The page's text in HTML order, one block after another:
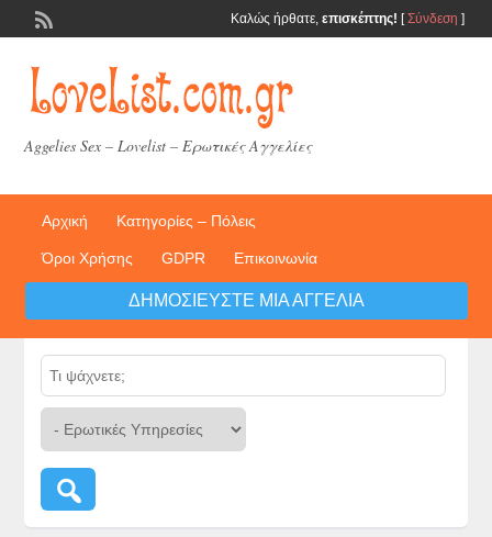
Καλώς ήρθατε, επισκέπτης! [Σύνδεση ]
Aggelies Sex – Lovelist – Ερωτικές Αγγελίες
Αρχική Κατηγορίες – Πόλεις
Όροι Χρήσης GDPR Επικοινωνία
ΔΗΜΟΣΙΕΎΣΤΕ ΜΙΑ ΑΓΓΕΛΊΑ